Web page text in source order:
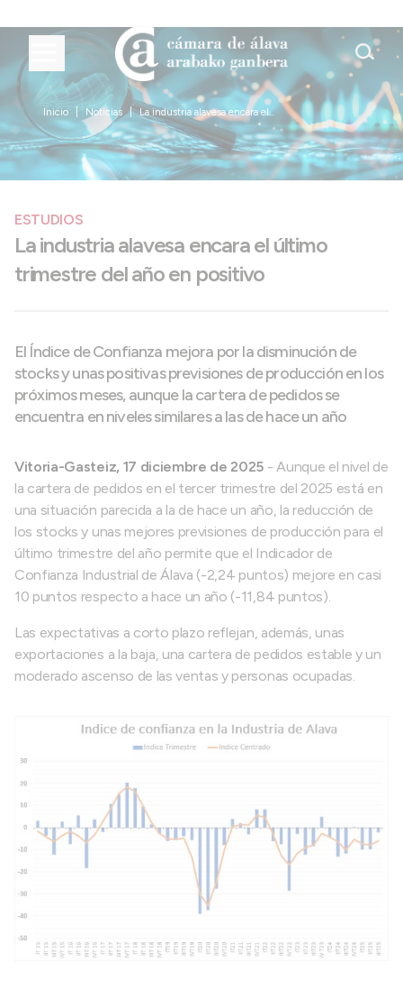
Inicio Noticias La industria alavesa encara el...
ESTUDIOS
La industria alavesa encara el último
trimestre del año en positivo
El Índice de Confianza mejora por la disminución de
stocks y unas positivas previsiones de producción en los
próximos meses, aunque la cartera de pedidos se
encuentra en niveles similares a las de hace un año
Vitoria-Gasteiz, 17 diciembre de 2025 - Aunque el nivel de
la cartera de pedidos en el tercer trimestre del 2025 está en
una situación parecida a la de hace un año, la reducción de
los stocks y unas mejores previsiones de producción para el
último trimestre del año permite que el Indicador de
Confianza Industrial de Álava (-2,24 puntos) mejore en casi
10 puntos respecto a hace un año (-11,84 puntos).
Las expectativas a corto plazo reflejan, además, unas
exportaciones a la baja, una cartera de pedidos estable y un
moderado ascenso de las ventas y personas ocupadas.